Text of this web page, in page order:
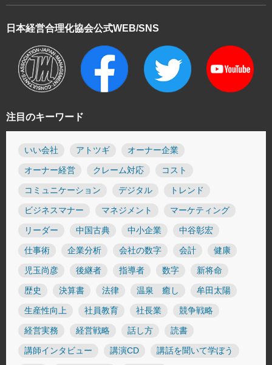
注目のキーワード
いい会社 アトツギ オーナー企業
オーナー経営 クレーム対応 コスト
コミュニケーション デジタル トレンド
ビジネスマナー マネジメント マーケティング
リーダー 中国古典 中小企業 中谷彰宏
仕事術 企業分析 会社の数字 会計 健康
児玉尚彦 後継者 指導者 数字 新将命
歴史 決算書 法律 温泉 癒し 牟田太陽
生産性向上 社員教育 社長業 競争戦略
経営実務 経営戦略 話し方 読書
講師インタビュー 講演CD 講話を聞いて学ぼう
日本経営合理化協会公式WEB/SNS